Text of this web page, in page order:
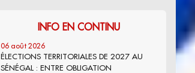
INFO EN CONTINU
06 août 2026
ÉLECTIONS TERRITORIALES DE 2027 AU
SÉNÉGAL : ENTRE OBLIGATION